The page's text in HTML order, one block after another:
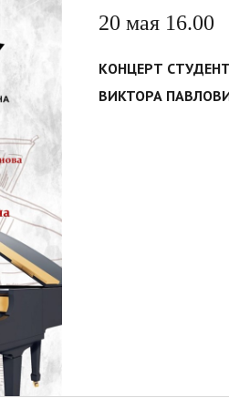
20 мая 16.00
КОНЦЕРТ
ВИКТОРА